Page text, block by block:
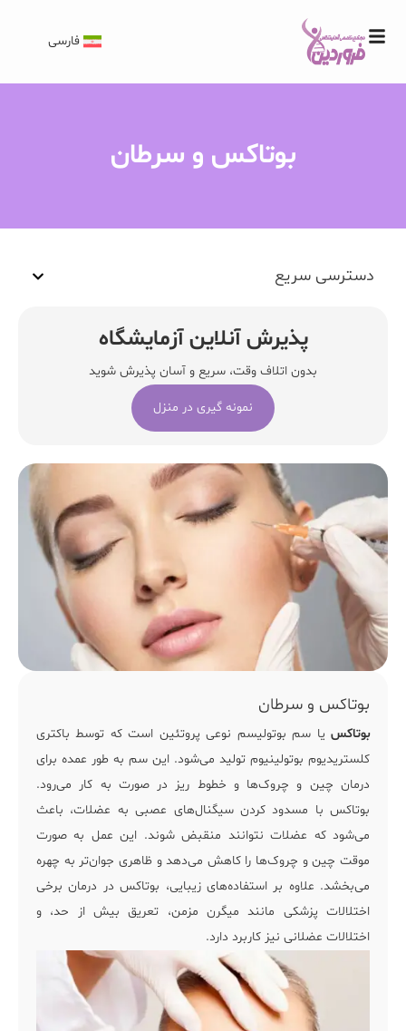
فارسی
بوتاکس و سرطان
بوتاکس و سرطان
بوتاکس یا سم بوتولیسم نوعی پروتئین است که توسط باکتری
کلستریدیوم بوتولینیوم تولید می‌شود. این سم به طور عمده برای
درمان چین و چروک‌ها و خطوط ریز در صورت به کار می‌رود.
بوتاکس با مسدود کردن سیگنال‌های عصبی به عضلات، باعث
می‌شود که عضلات نتوانند منقبض شوند. این عمل به صورت
موقت چین و چروک‌ها را کاهش می‌دهد و ظاهری جوان‌تر به چهره
می‌بخشد. علاوه بر استفاده‌های زیبایی، بوتاکس در درمان برخی
اختلالات پزشکی مانند میگرن مزمن، تعریق بیش از حد، و
اختلالات عضلانی نیز کاربرد دارد.
دسترسی سریع
پذیرش آنلاین آزمایشگاه
بدون اتلاف وقت، سریع و آسان پذیرش شوید
نمونه گیری در منزل